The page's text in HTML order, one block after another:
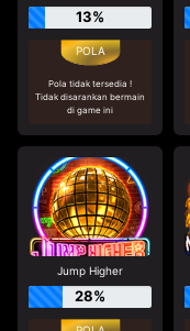
13%
Pola tidak tersedia !
Tidak disarankan bermain
di game ini
Jump Higher
28%